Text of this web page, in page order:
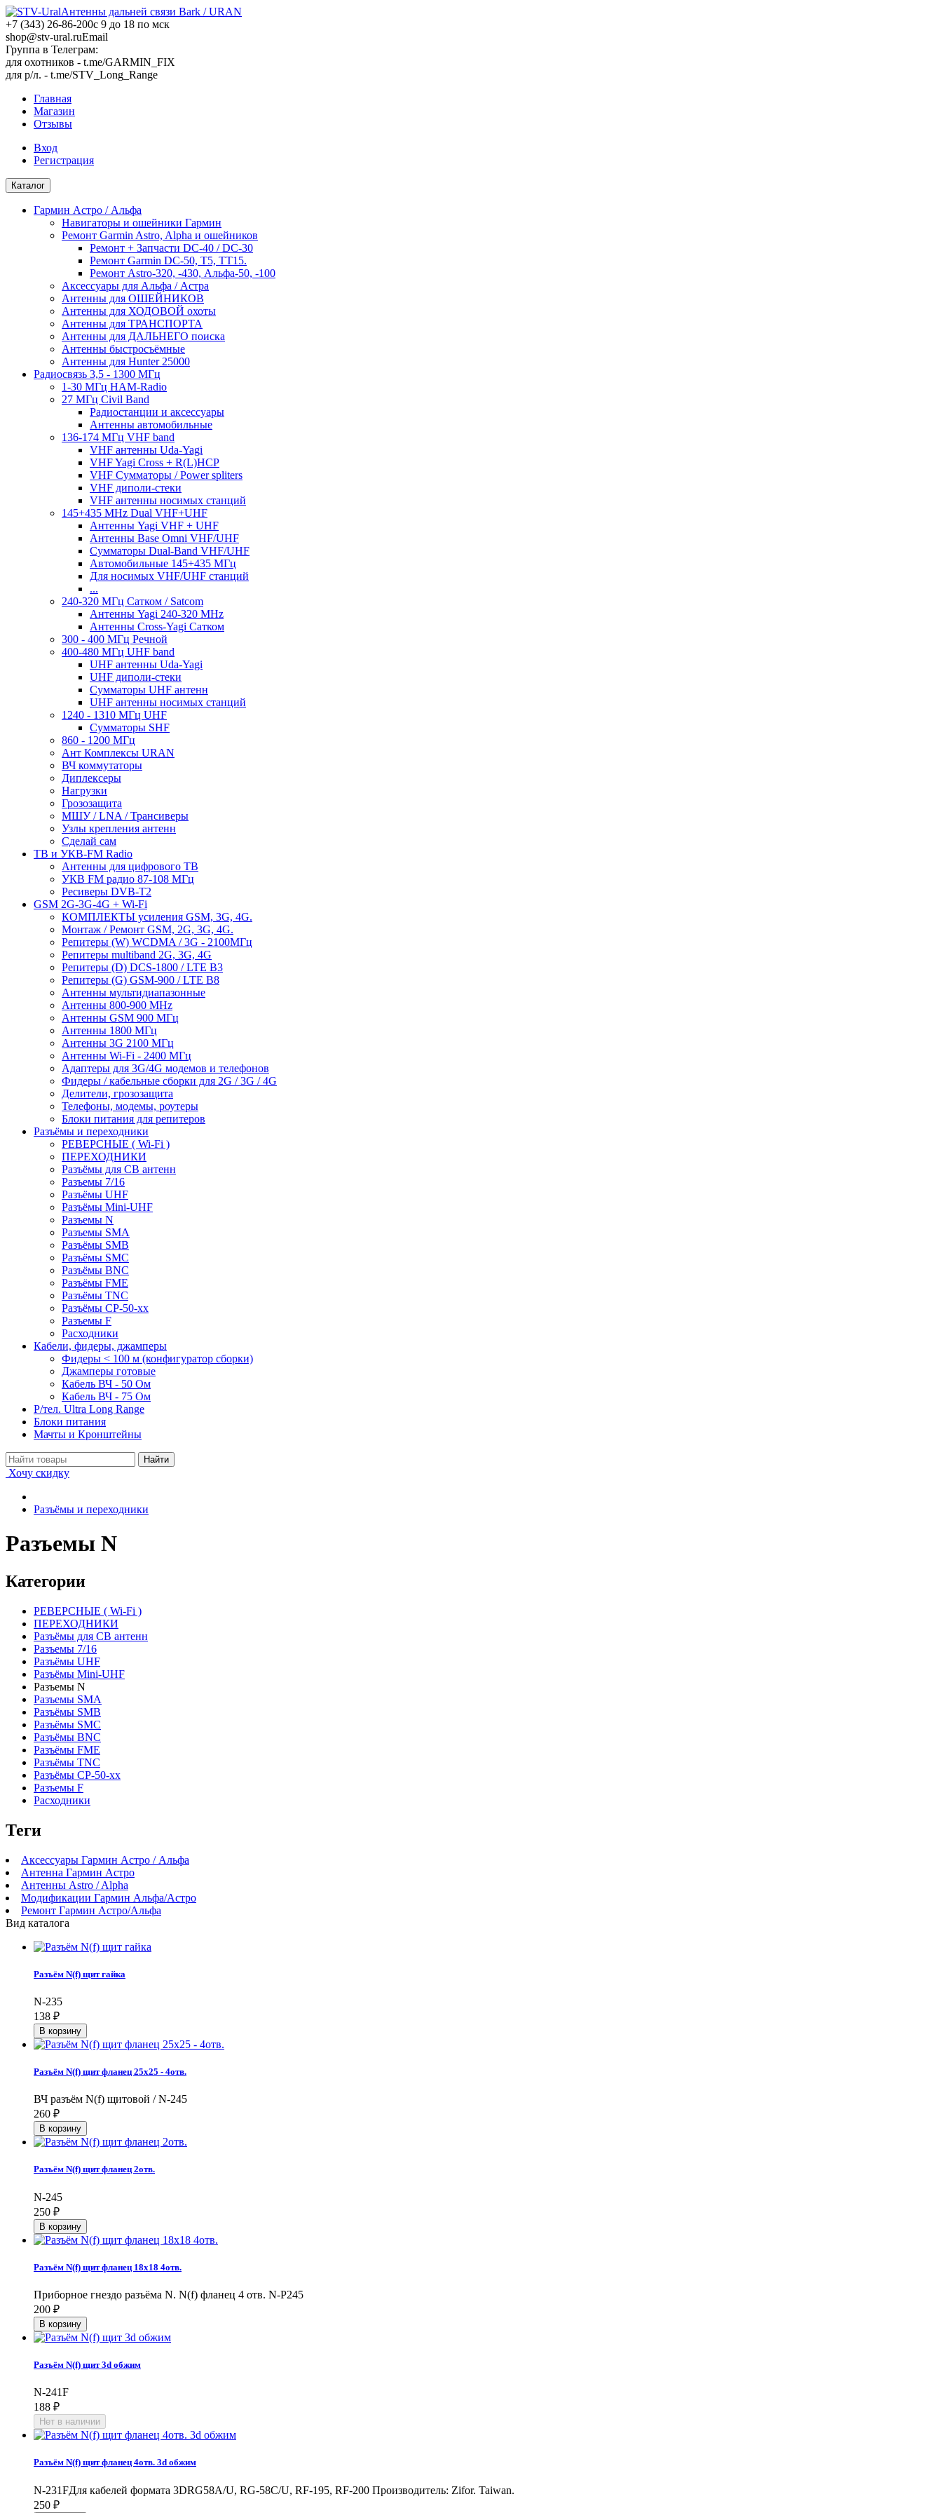
Антенны дальней связи Bark / URAN
+7 (343) 26-86-200с 9 до 18 по мск
shop@stv-ural.ruEmail
Группа в Телеграм:
для охотников - t.me/GARMIN_FIX
для р/л. - t.me/STV_Long_Range
Главная
Магазин
Отзывы
Вход
Регистрация
Каталог
Гармин Астро / Альфа
Навигаторы и ошейники Гармин
Ремонт Garmin Astro, Alpha и ошейников
Ремонт + Запчасти DC-40 / DC-30
Ремонт Garmin DC-50, T5, TT15.
Ремонт Аstro-320, -430, Альфа-50, -100
Аксессуары для Альфа / Астра
Антенны для ОШЕЙНИКОВ
Антенны для ХОДОВОЙ охоты
Антенны для ТРАНСПОРТА
Антенны для ДАЛЬНЕГО поиска
Антенны быстросъёмные
Антенны для Hunter 25000
Радиосвязь 3,5 - 1300 МГц
1-30 МГц HAM-Radio
27 МГц Civil Band
Радиостанции и аксессуары
Антенны автомобильные
136-174 МГц VHF band
VHF антенны Uda-Yagi
VHF Yagi Cross + R(L)HCP
VHF Сумматоры / Power spliters
VHF диполи-стеки
VHF антенны носимых станций
145+435 MHz Dual VHF+UHF
Антенны Yagi VHF + UHF
Антенны Base Omni VHF/UHF
Сумматоры Dual-Band VHF/UHF
Автомобильные 145+435 МГц
Для носимых VHF/UHF станций
...
240-320 МГц Сатком / Satcom
Антенны Yagi 240-320 MHz
Антенны Cross-Yagi Сатком
300 - 400 МГц Речной
400-480 МГц UHF band
UHF антенны Uda-Yagi
UHF диполи-стеки
Сумматоры UHF антенн
UHF антенны носимых станций
1240 - 1310 МГц UHF
Сумматоры SHF
860 - 1200 МГц
Ант Комплексы URAN
ВЧ коммутаторы
Диплексеры
Нагрузки
Грозозащита
МШУ / LNA / Трансиверы
Узлы крепления антенн
Сделай сам
ТВ и УКВ-FM Radio
Антенны для цифрового ТВ
УКВ FM радио 87-108 МГц
Ресиверы DVB-T2
GSM 2G-3G-4G + Wi-Fi
КОМПЛЕКТЫ усиления GSM, 3G, 4G.
Монтаж / Ремонт GSM, 2G, 3G, 4G.
Репитеры (W) WCDMA / 3G - 2100МГц
Репитеры multiband 2G, 3G, 4G
Репитеры (D) DCS-1800 / LTE B3
Репитеры (G) GSM-900 / LTE B8
Антенны мультидиапазонные
Антенны 800-900 MHz
Антенны GSM 900 МГц
Антенны 1800 МГц
Антенны 3G 2100 МГц
Антенны Wi-Fi - 2400 МГц
Адаптеры для 3G/4G модемов и телефонов
Фидеры / кабельные сборки для 2G / 3G / 4G
Делители, грозозащита
Телефоны, модемы, роутеры
Блоки питания для репитеров
Разъёмы и переходники
РЕВЕРСНЫЕ ( Wi-Fi )
ПЕРЕХОДНИКИ
Разъёмы для CB антенн
Разъемы 7/16
Разъёмы UHF
Разъёмы Mini-UHF
Разъемы N
Разъемы SMA
Разъёмы SMB
Разъёмы SMC
Разъёмы BNC
Разъёмы FME
Разъёмы TNC
Разъёмы СР-50-xx
Разъемы F
Расходники
Кабели, фидеры, джамперы
Фидеры < 100 м (конфигуратор сборки)
Джамперы готовые
Кабель ВЧ - 50 Ом
Кабель ВЧ - 75 Ом
Р/тел. Ultra Long Range
Блоки питания
Мачты и Кронштейны
Хочу скидку
Разъёмы и переходники
Разъемы N
Категории
РЕВЕРСНЫЕ ( Wi-Fi )
ПЕРЕХОДНИКИ
Разъёмы для CB антенн
Разъемы 7/16
Разъёмы UHF
Разъёмы Mini-UHF
Разъемы N
Разъемы SMA
Разъёмы SMB
Разъёмы SMC
Разъёмы BNC
Разъёмы FME
Разъёмы TNC
Разъёмы СР-50-xx
Разъемы F
Расходники
Теги
Аксессуары Гармин Астро / Альфа
Антенна Гармин Астро
Антенны Astro / Alpha
Модификации Гармин Альфа/Астро
Ремонт Гармин Астро/Альфа
Вид каталога
Разъём N(f) щит гайка
N-235
138 ₽
Разъём N(f) щит фланец 25x25 - 4отв.
ВЧ разъём N(f) щитовой / N-245
260 ₽
Разъём N(f) щит фланец 2отв.
N-245
250 ₽
Разъём N(f) щит фланец 18х18 4отв.
Приборное гнездо разъёма N. N(f) фланец 4 отв. N-P245
200 ₽
Разъём N(f) щит 3d обжим
N-241F
188 ₽
Разъём N(f) щит фланец 4отв. 3d обжим
N-231FДля кабелей формата 3DRG58A/U, RG-58C/U, RF-195, RF-200 Производитель: Zifor. Taiwan.
250 ₽